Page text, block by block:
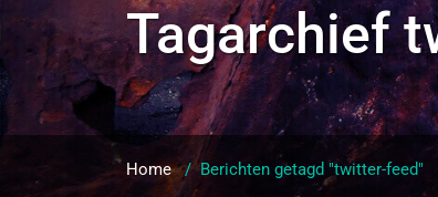
Tagarchief
Home/Berichten getagd "twitter-feed"